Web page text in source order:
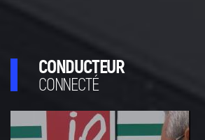
CONDUCTEUR
CONNECTÉ